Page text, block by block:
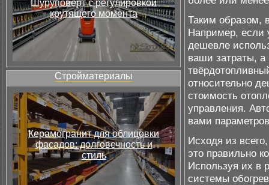
Шуруповёрт с регулировкой
крутящего момента
Стройматериалы
Керамогранит для облицовки
фасадов: долговечность и
стиль
Таким образом,
Например, если
дешевле
ваши затраты, а
относительно
стоимость
управления.
вами
Исходя из
это правильно
Используя их в
системы